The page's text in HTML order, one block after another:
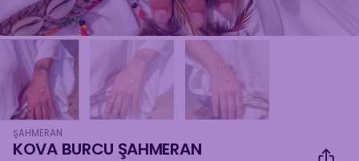
ŞAHMERAN
KOVA BURCU ŞAHMERAN